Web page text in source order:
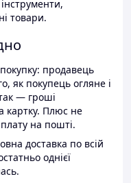
товари.
продавець
як покупець огляне і
— гроші
картку. Плюс не
на пошті.
доставка по всій
однієї